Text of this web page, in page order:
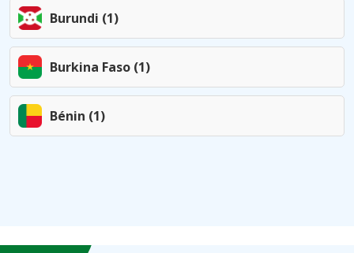
Burundi (1)
Burkina Faso (1)
Bénin (1)